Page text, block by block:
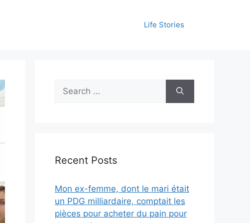
Life Stories
Search
for:
Recent Posts
Mon ex-femme, dont le mari était
un PDG milliardaire, comptait les
pièces pour acheter du pain pour